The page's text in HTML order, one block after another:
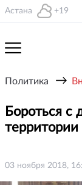
Астана +19
Политика →
Бороться с
03 ноября 2018,